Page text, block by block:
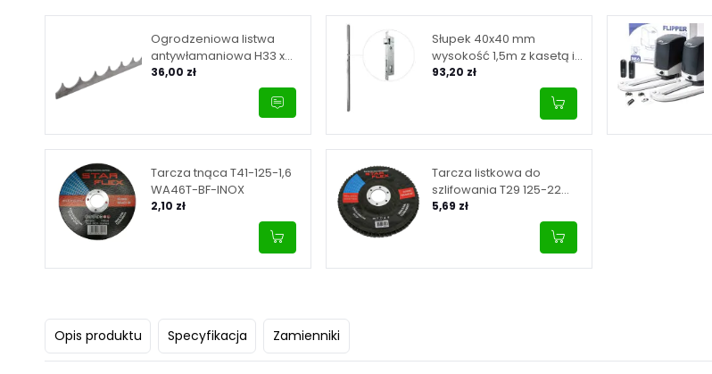
Ogrodzeniowa listwa
antywłamaniowa H33 x
L2000 x 3 mm
36,00 zł
Słupek 40x40 mm
wysokość 1,5m z kasetą i
zamkiem 90/20
93,20 zł
Tarcza tnąca T41-125-1,6
WA46T-BF-INOX
2,10 zł
Tarcza listkowa do
szlifowania T29 125-22
granulacja 40, INOX
5,69 zł
Opis produktu Specyfikacja Zamienniki